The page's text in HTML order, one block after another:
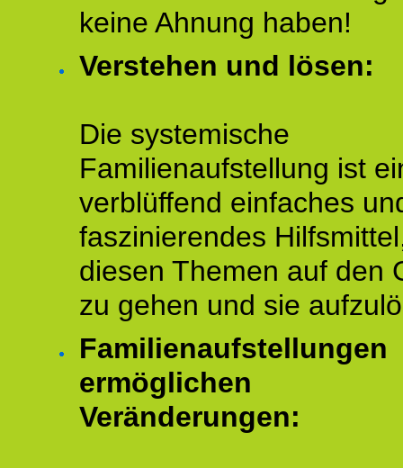
keine Ahnung haben!
Verstehen und lösen:
Die systemische
Familienaufstellung ist
verblüffend einfaches
faszinierendes
diesen Themen auf den
zu gehen und sie
Familienaufstellungen
ermöglichen
Veränderungen: